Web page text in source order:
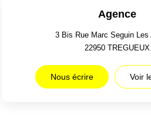
Agence
3 Bis Rue Marc Seguin Les
22950 TREGUEUX
Nous écrire Voir